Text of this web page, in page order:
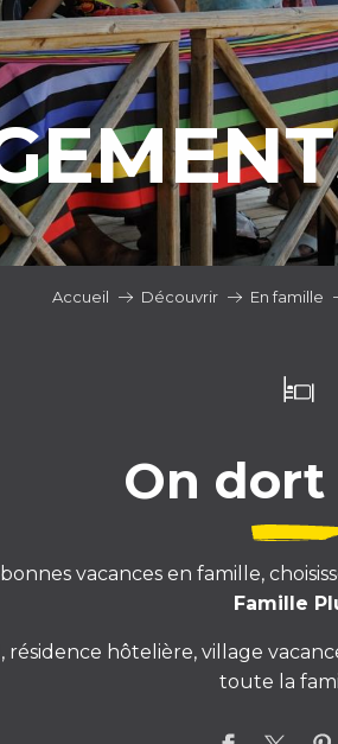
Accueil Découvrir En famille
On dort
vacances en famille,
Famille
résidence hôtelière, village
toute la